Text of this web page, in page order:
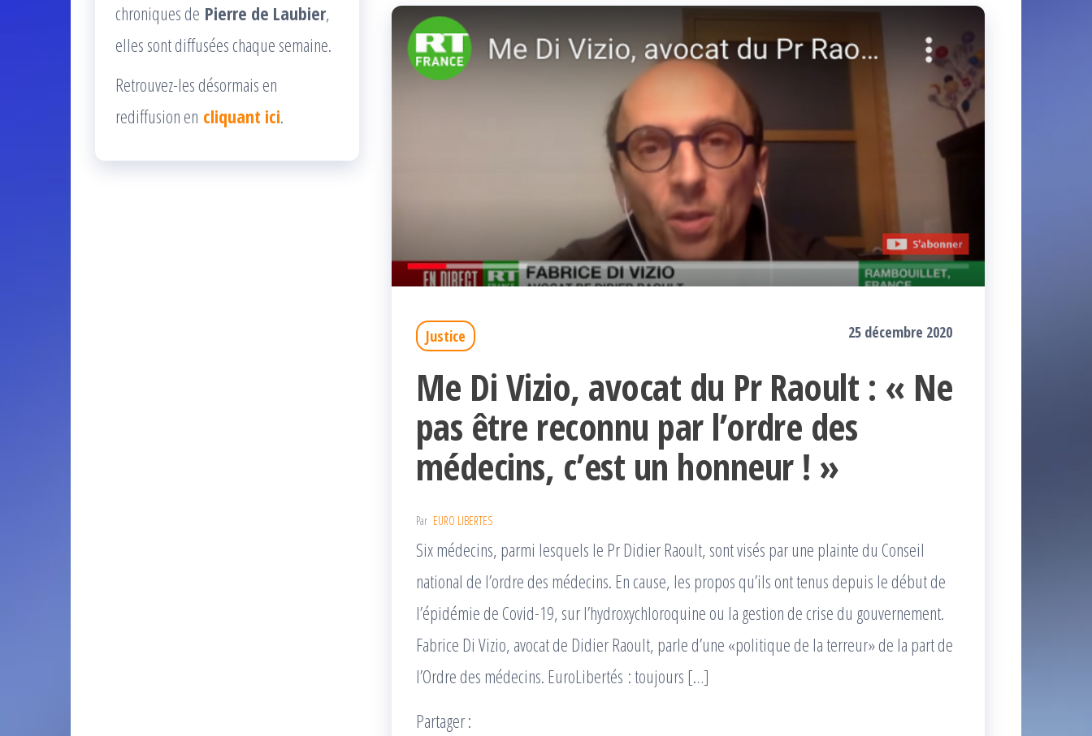
Justice 25 décembre 2020
Me Di Vizio, avocat du Pr Raoult : « Ne
pas être reconnu par l’ordre des
médecins, c’est un honneur ! »
Par EURO LIBERTES
Six médecins, parmi lesquels le Pr Didier Raoult, sont visés par une plainte du Conseil
national de l’ordre des médecins. En cause, les propos qu’ils ont tenus depuis le début de
l’épidémie de Covid-19, sur l’hydroxychloroquine ou la gestion de crise du gouvernement.
Fabrice Di Vizio, avocat de Didier Raoult, parle d’une «politique de la terreur» de la part de
l’Ordre des médecins. EuroLibertés : toujours […]
Partager :
chroniques de Pierre de Laubier,
elles sont diffusées chaque semaine.
Retrouvez-les désormais en
rediffusion en cliquant ici.